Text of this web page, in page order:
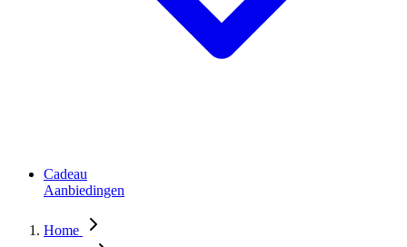
Cadeau
Aanbiedingen
Home